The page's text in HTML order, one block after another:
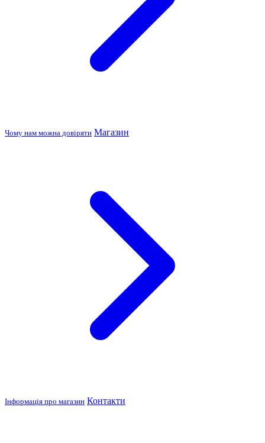
Чому нам можна довіряти Магазин
Інформація про магазин Контакти